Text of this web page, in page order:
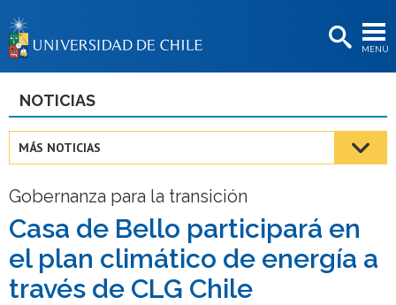
MENÚ
BIBLIOTECAS
Estudiantes
Académicas/os
Funcionarias/os
Egresadas/os
NOTICIAS
MÁS NOTICIAS
Gobernanza para la transición
Casa de Bello participará en
el plan climático de energía a
través de CLG Chile